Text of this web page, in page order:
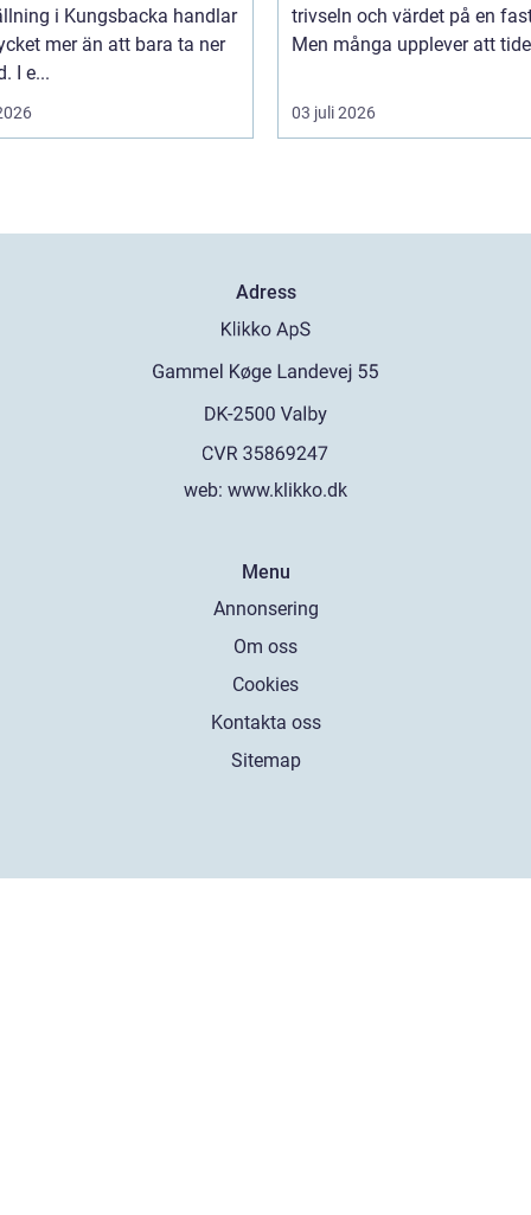
i Kungsbacka handlar
mer än att bara ta ner
I e...
trivseln och värdet på en
Men många upplever att
03 juli 2026
Adress
web: www.klikko.dk
Menu
Annonsering
Om oss
Cookies
Kontakta oss
Sitemap